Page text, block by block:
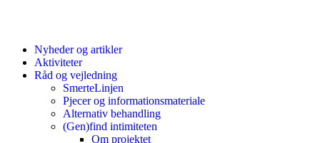
Nyheder og artikler
Aktiviteter
Råd og vejledning
SmerteLinjen
Pjecer og informationsmateriale
Alternativ behandling
(Gen)find intimiteten
Om projektet